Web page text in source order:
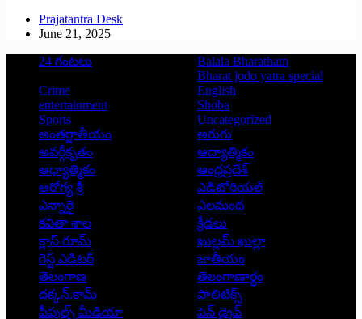
Prajatantra Desk
June 21, 2025
24 గంటలు
Balala Bharatham
Bharat jodo yatra special
Crime
English
entertainment
Shoba
Sports
Uncategorized
అంతర్జాతీయం
అరుగు
అవర్గీకృతం
ఆద్యాత్మికం
ఆధ్యాత్మికం
ఆంధ్రప్రదేశ్
ఆరోగ్య శ్రీ
ఎడిటోరియల్
ఎన్నారై
ఎలమంద
కవితా శాల
క్రీడలు
క్లాస్ రూమ్
ఖుల్లమ్ ఖుల్లా
గెస్ట్ ఎడిటర్
జాతీయం
తెలంగాణ
తెలంగాణార్థం
దక్కన్.కామ్
పాలిటిక్స్
పీపుల్స్ ‌మీడియా
పెన్ డ్రైవ్